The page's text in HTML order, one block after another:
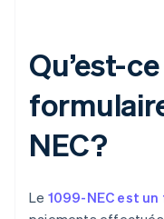
Qu’est-
NEC?
Le 1099-NEC est